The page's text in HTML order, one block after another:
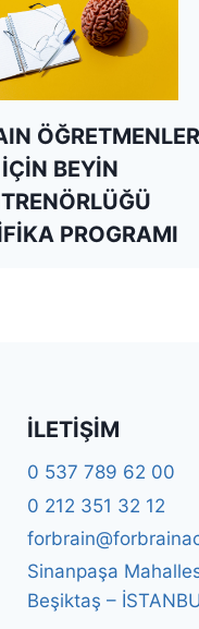
ÖĞRETMENLER
İÇİN BEYİN
PROGRAMI
İLETIŞIM
0 537 789 62 00
0 212 351 32 12
Sinanpaşa
Beşiktaş –